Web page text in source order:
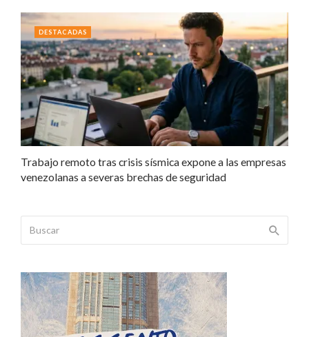
Trabajo remoto tras crisis sísmica expone a las empresas
venezolanas a severas brechas de seguridad
DESTACADAS